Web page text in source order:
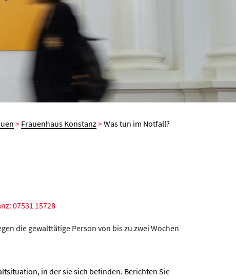
> Frauenhaus Konstanz>Was tun im Notfall?
07531 15728
die gewalttätige Person von bis zu zwei Wochen
in der sie sich befinden. Berichten Sie